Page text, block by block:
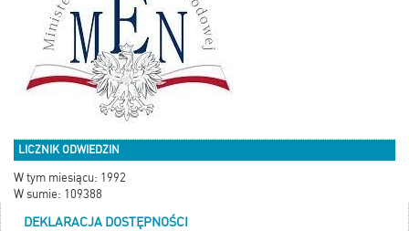
LICZNIK ODWIEDZIN
W tym miesiącu: 1992
W sumie: 109388
DEKLARACJA DOSTĘPNOŚCI